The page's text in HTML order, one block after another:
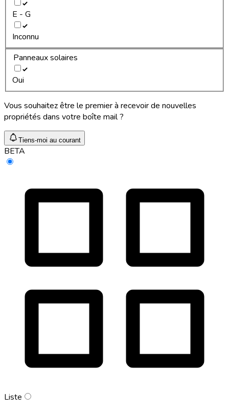
E - G
Inconnu
Panneaux solaires
Oui
Vous souhaitez être le premier à recevoir de nouvelles
propriétés dans votre boîte mail ?
Tiens-moi au courant
BETA
Liste